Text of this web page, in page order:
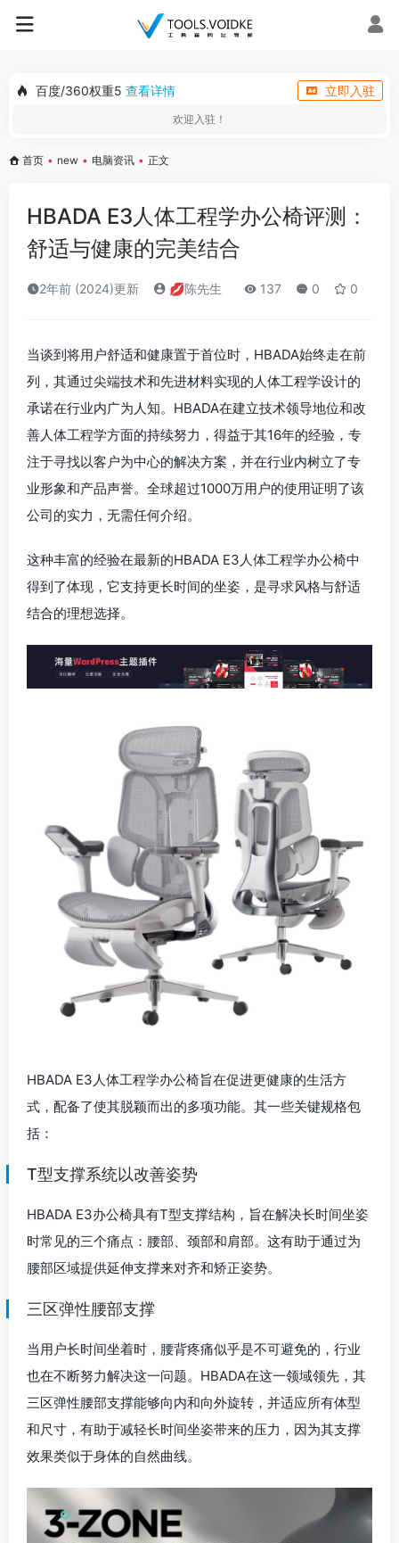
百度/360权重5 查看详情 立即入驻
欢迎入驻！
首页 • new • 电脑资讯 • 正文
HBADA E3人体工程学办公椅评测：
舒适与健康的完美结合
2年前 (2024)更新 💋陈先生 137 0 0
当谈到将用户舒适和健康置于首位时，HBADA始终走在前
列，其通过尖端技术和先进材料实现的人体工程学设计的
承诺在行业内广为人知。HBADA在建立技术领导地位和改
善人体工程学方面的持续努力，得益于其16年的经验，专
注于寻找以客户为中心的解决方案，并在行业内树立了专
业形象和产品声誉。全球超过1000万用户的使用证明了该
公司的实力，无需任何介绍。
这种丰富的经验在最新的HBADA E3人体工程学办公椅中
得到了体现，它支持更长时间的坐姿，是寻求风格与舒适
结合的理想选择。
HBADA E3人体工程学办公椅旨在促进更健康的生活方
式，配备了使其脱颖而出的多项功能。其一些关键规格包
括：
T型支撑系统以改善姿势
HBADA E3办公椅具有T型支撑结构，旨在解决长时间坐姿
时常见的三个痛点：腰部、颈部和肩部。这有助于通过为
腰部区域提供延伸支撑来对齐和矫正姿势。
三区弹性腰部支撑
当用户长时间坐着时，腰背疼痛似乎是不可避免的，行业
也在不断努力解决这一问题。HBADA在这一领域领先，其
三区弹性腰部支撑能够向内和向外旋转，并适应所有体型
和尺寸，有助于减轻长时间坐姿带来的压力，因为其支撑
效果类似于身体的自然曲线。